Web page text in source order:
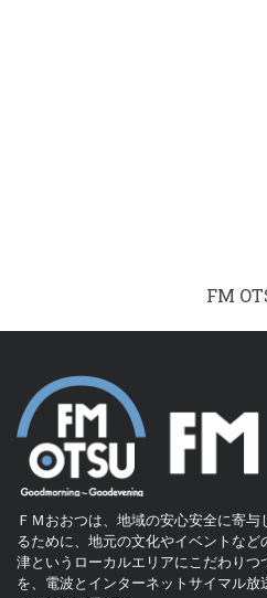
FM
ＦＭおおつは、地域の安心安全に寄
るために、地元の文化やイベントな
津というローカルエリアにこだわり
を、電波とインターネットサイマル